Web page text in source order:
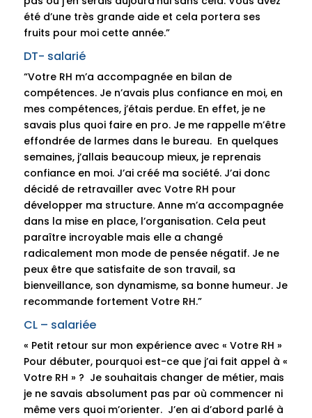
été d’une très grande aide et cela portera ses
fruits pour moi cette année.”
DT- salarié
“Votre RH m’a accompagnée en bilan de
compétences. Je n’avais plus confiance en moi, en
mes compétences, j’étais perdue. En effet, je ne
savais plus quoi faire en pro. Je me rappelle m’être
effondrée de larmes dans le bureau. En quelques
semaines, j’allais beaucoup mieux, je reprenais
confiance en moi. J’ai créé ma société. J’ai donc
décidé de retravailler avec Votre RH pour
développer ma structure. Anne m’a accompagnée
dans la mise en place, l’organisation. Cela peut
paraître incroyable mais elle a changé
radicalement mon mode de pensée négatif. Je ne
peux être que satisfaite de son travail, sa
bienveillance, son dynamisme, sa bonne humeur. Je
recommande fortement Votre RH.”
CL – salariée
« Petit retour sur mon expérience avec « Votre RH »
Pour débuter, pourquoi est-ce que j’ai fait appel à «
Votre RH » ? Je souhaitais changer de métier, mais
je ne savais absolument pas par où commencer ni
même vers quoi m’orienter. J’en ai d’abord parlé à